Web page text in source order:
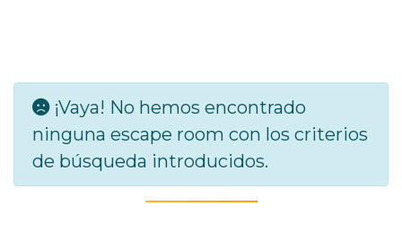
¡Vaya! No hemos encontrado
ninguna escape room con los criterios
de búsqueda introducidos.